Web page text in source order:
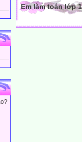
Em làm toán lớp 1